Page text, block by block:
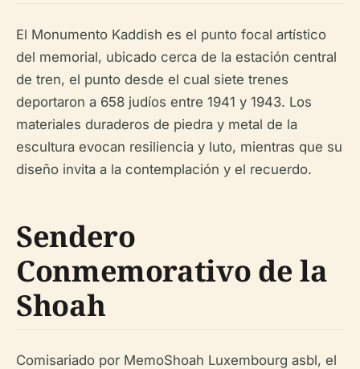
El Monumento Kaddish es el punto focal artístico
del memorial, ubicado cerca de la estación central
de tren, el punto desde el cual siete trenes
deportaron a 658 judíos entre 1941 y 1943. Los
materiales duraderos de piedra y metal de la
escultura evocan resiliencia y luto, mientras que su
diseño invita a la contemplación y el recuerdo.
Sendero
Conmemorativo de la
Shoah
Comisariado por MemoShoah Luxembourg asbl, el